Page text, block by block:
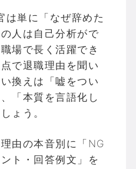
単に「なぜ辞めた
人は自己分析がで
場で長く活躍でき
で退職理由を聞い
換えは「嘘をつい
「本質を言語化し
ょう。
由の本音別に「NG
ト・回答例文」を